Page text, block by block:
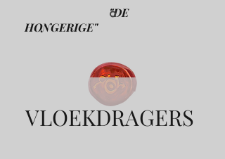
"DE
HONGERIGE"
VLOEKDRAGERS